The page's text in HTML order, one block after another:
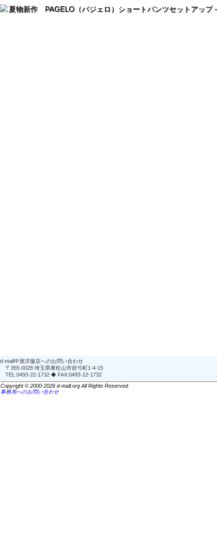
夏物新作 PAGELO（パジェロ）ショートパンツセットアップ
d-mall中屋洋服店へのお問い合わせ
〒355-0028 埼玉県東松山市箭弓町1-4-15
TEL:0493-22-1732 ◆ FAX:0493-22-1732
Copyright © 2000-2026 d-mall.org All Rights Reserved.
事務局へのお問い合わせ